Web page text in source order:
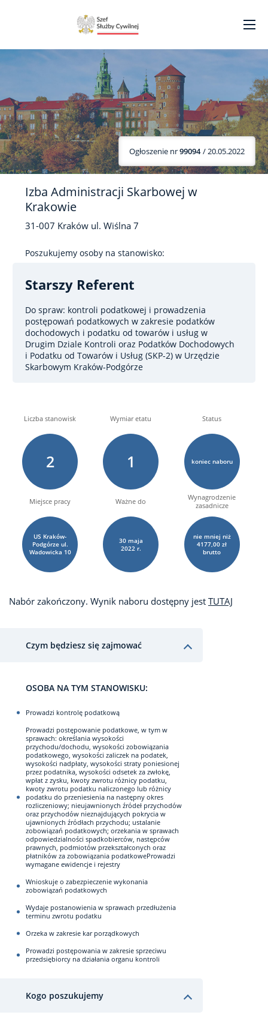
Ogłoszenie nr99094 / 20.05.2022
Izba Administracji Skarbowej w
Krakowie
31-007 Kraków ul. Wiślna 7
Poszukujemy osoby na stanowisko:
Starszy Referent
Do spraw: kontroli podatkowej i prowadzenia
postępowań podatkowych w zakresie podatków
dochodowych i podatku od towarów i usług w
Drugim Dziale Kontroli oraz Podatków Dochodowych
i Podatku od Towarów i Usług (SKP-2) w Urzędzie
Skarbowym Kraków-Podgórze
Liczba stanowisk
2
Wymiar etatu
1
Status
koniec naboru
Miejsce pracy
US Kraków-
Podgórze ul.
Wadowicka 10
Ważne do
30 maja
2022 r.
Wynagrodzenie
zasadnicze
nie mniej niż
4177,00 zł
brutto
Nabór zakończony. Wynik naboru dostępny jest TUTAJ
Czym będziesz się zajmować
OSOBA NA TYM STANOWISKU:
Prowadzi kontrolę podatkową
Prowadzi postępowanie podatkowe, w tym w
sprawach: określania wysokości
przychodu/dochodu, wysokości zobowiązania
podatkowego, wysokości zaliczek na podatek,
wysokości nadpłaty, wysokości straty poniesionej
przez podatnika, wysokości odsetek za zwłokę,
wpłat z zysku, kwoty zwrotu różnicy podatku,
kwoty zwrotu podatku naliczonego lub różnicy
podatku do przeniesienia na następny okres
rozliczeniowy; nieujawnionych źródeł przychodów
oraz przychodów nieznajdujących pokrycia w
ujawnionych źródłach przychodu; ustalanie
zobowiązań podatkowych; orzekania w sprawach
odpowiedzialności spadkobierców, następców
prawnych, podmiotów przekształconych oraz
płatników za zobowiązania podatkoweProwadzi
wymagane ewidencje i rejestry
Wnioskuje o zabezpieczenie wykonania
zobowiązań podatkowych
Wydaje postanowienia w sprawach przedłużenia
terminu zwrotu podatku
Orzeka w zakresie kar porządkowych
Prowadzi postępowania w zakresie sprzeciwu
przedsiębiorcy na działania organu kontroli
Kogo poszukujemy